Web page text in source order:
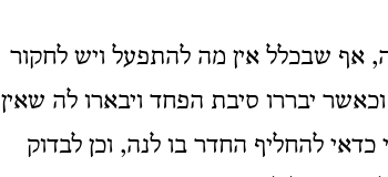
אף שבכלל אין מה להתפעל ויש לחקור
יבררו סיבת הפחד ויבארו לה שאין
להחליף החדר בו לנה, וכן לבדוק